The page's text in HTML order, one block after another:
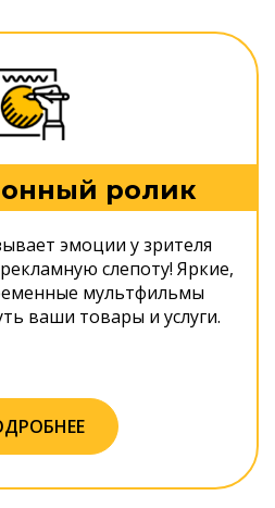
ролик
эмоции у зрителя
слепоту! Яркие,
мультфильмы
ваши товары и услуги.